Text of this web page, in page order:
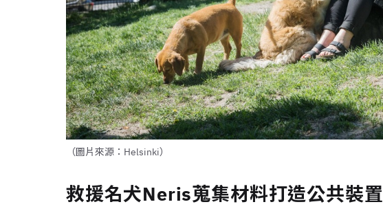
（圖片來源：Helsinki）
救援名犬Neris蒐集材料打造公共裝置